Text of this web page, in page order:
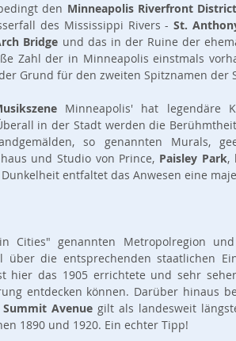
den Minneapolis Riverfront
des Mississippi Rivers - St.
Bridge und das in der Ruine der
Zahl der in Minneapolis einstmals
Grund für den zweiten Spitznamen der
Minneapolis' hat legendäre
in der Stadt werden die
so genannten Murals,
und Studio von Prince, Paisley Park,
entfaltet das Anwesen eine
Cities" genannten Metropolregion
über die entsprechenden staatlichen
hier das 1905 errichtete und sehr
entdecken können. Darüber hinaus
Summit Avenue gilt als landesweit
1890 und 1920. Ein echter Tipp!